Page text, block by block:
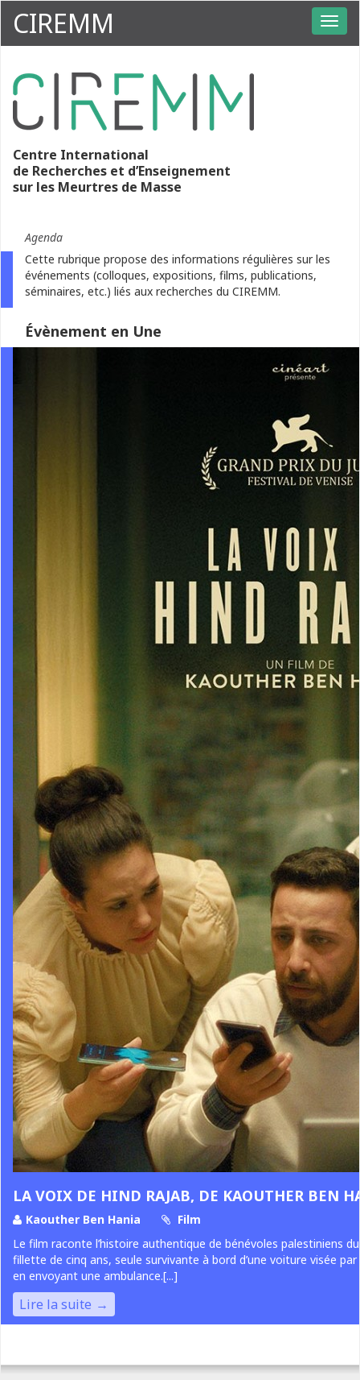
CIREMM
Centre International
de Recherches et d’Enseignement
sur les Meurtres de Masse
Agenda
Cette rubrique propose des informations régulières sur les
événements (colloques, expositions, films, publications,
séminaires, etc.) liés aux recherches du CIREMM.
Évènement en Une
LA VOIX DE HIND RAJAB, DE KAOUTHER BEN
Kaouther Ben Hania
Film
Le film raconte l’histoire authentique de bénévoles palestiniens
fillette de cinq ans, seule survivante à bord d’une voiture visée
en envoyant une ambulance.[...]
Lire la suite